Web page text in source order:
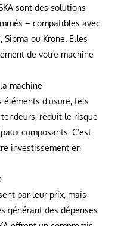
sont des solutions
– compatibles avec
Sipma ou Krone. Elles
de votre machine
machine
d’usure, tels
réduit le risque
composants. C’est
investissement en
par leur prix, mais
générant des dépenses